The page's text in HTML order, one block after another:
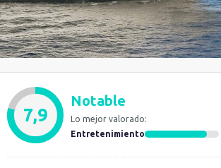
7,9
Notable
Lo mejor valorado:
Entretenimiento